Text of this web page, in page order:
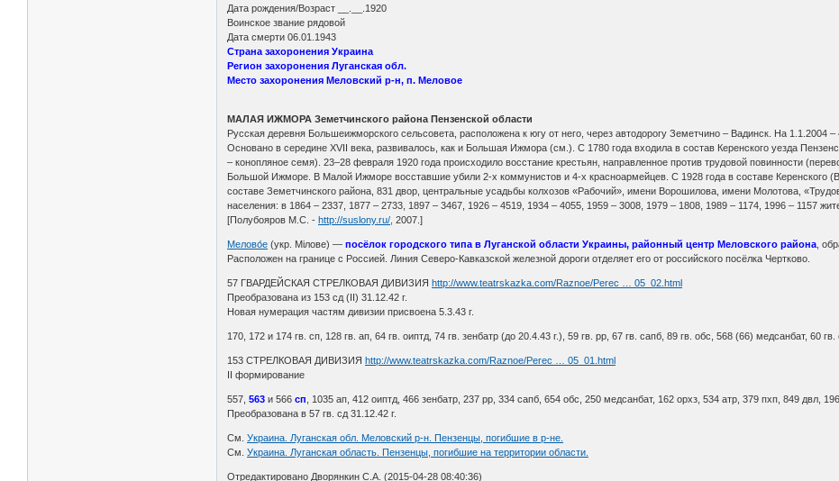
Дата рождения/Возраст __.__.1920
Воинское звание рядовой
Дата смерти 06.01.1943
Страна захоронения Украина
Регион захоронения Луганская обл.
Место захоронения Меловский р-н, п. Меловое
МАЛАЯ ИЖМОРА Земетчинского района Пензенской области
Русская деревня Большеижморского сельсовета, расположена к югу от него, через автодорогу Земетчино – Вадинск. На 1.1.2004
Основано в середине XVII века, развивалось, как и Большая Ижмора (см.). С 1780 года входила в состав Керенского уезда
– конопляное семя). 23–28 февраля 1920 года происходило восстание крестьян, направленное против трудовой повинности
Большой Ижморе. В Малой Ижморе восставшие убили 2-х коммунистов и 4-х красноармейцев. С 1928 года в составе Керенского
составе Земетчинского района, 831 двор, центральные усадьбы колхозов «Рабочий», имени Ворошилова, имени Молотова,
населения: в 1864 – 2337, 1877 – 2733, 1897 – 3467, 1926 – 4519, 1934 – 4055, 1959 – 3008, 1979 – 1808, 1989 – 1174, 1996 – 1157
[Полубояров М.С. -http://suslony.ru/, 2007.]
Мелово́е (укр. Мілове) —посёлок городского типа в Луганской области Украины, районный центр Меловского района ,
Расположен на границе с Россией. Линия Северо-Кавказской железной доро­ги отделяет его от российского посёлка Чертково.
57 ГВАРДЕЙСКАЯ СТРЕЛКОВАЯ ДИВИЗИЯhttp://www.teatrskazka.com/Raznoe/Perec … 05_02.html
Преобразована из 153 сд (II) 31.12.42 г.
Новая нумерация частям дивизии присвоена 5.3.43 г.
170, 172 и 174 гв. сп, 128 гв. ап, 64 гв. оиптд, 74 гв. зенбатр (до 20.4.43 г.), 59 гв. рр, 67 гв. сапб, 89 гв. обс, 568 (66) медсанбат, 60
153 СТРЕЛКОВАЯ ДИВИЗИЯhttp://www.teatrskazka.com/Raznoe/Perec … 05_01.html
II формирование
557,563 и 566сп , 1035 ап, 412 оиптд, 466 зенбатр, 237 рр, 334 сапб, 654 обс, 250 медсанбат, 162 орхз, 534 атр, 379 пхп, 849 двл,
Преобразована в 57 гв. сд 31.12.42 г.
См.Украина. Луганская обл. Меловский р-н. Пензенцы, погибшие в р-не.
См.Украина. Луганская область. Пензенцы, погибшие на территории области.
Отредактировано Дворянкин С.А. (2015-04-28 08:40:36)